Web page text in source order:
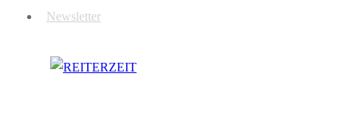
Newsletter